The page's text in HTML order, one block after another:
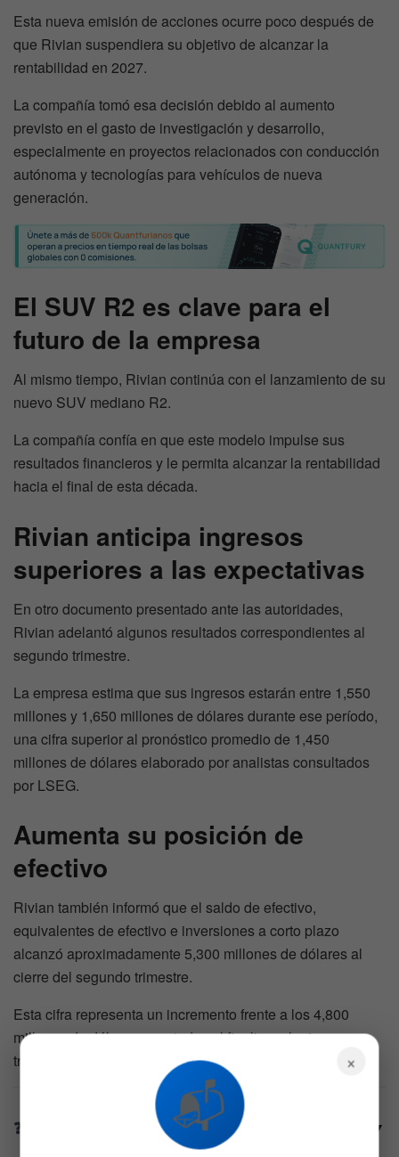
Esta nueva emisión de acciones ocurre poco después de
que Rivian suspendiera su objetivo de alcanzar la
rentabilidad en 2027.
La compañía tomó esa decisión debido al aumento
previsto en el gasto de investigación y desarrollo,
especialmente en proyectos relacionados con conducción
autónoma y tecnologías para vehículos de nueva
generación.
El SUV R2 es clave para el
futuro de la empresa
Al mismo tiempo, Rivian continúa con el lanzamiento de su
nuevo SUV mediano R2.
La compañía confía en que este modelo impulse sus
resultados financieros y le permita alcanzar la rentabilidad
hacia el final de esta década.
Rivian anticipa ingresos
superiores a las expectativas
En otro documento presentado ante las autoridades,
Rivian adelantó algunos resultados correspondientes al
segundo trimestre.
La empresa estima que sus ingresos estarán entre 1,550
millones y 1,650 millones de dólares durante ese período,
una cifra superior al pronóstico promedio de 1,450
millones de dólares elaborado por analistas consultados
por LSEG.
Aumenta su posición de
efectivo
Rivian también informó que el saldo de efectivo,
equivalentes de efectivo e inversiones a corto plazo
alcanzó aproximadamente 5,300 millones de dólares al
cierre del segundo trimestre.
Esta cifra representa un incremento frente a los 4,800
millones de dólares reportados al finalizar el primer
trimestre, según el documento presentado por la empresa.
¿Por qué cayeron las acciones de Rivian más
de un 10% este martes?
▼
×
📬